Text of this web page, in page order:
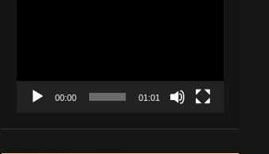
00:00 01:01